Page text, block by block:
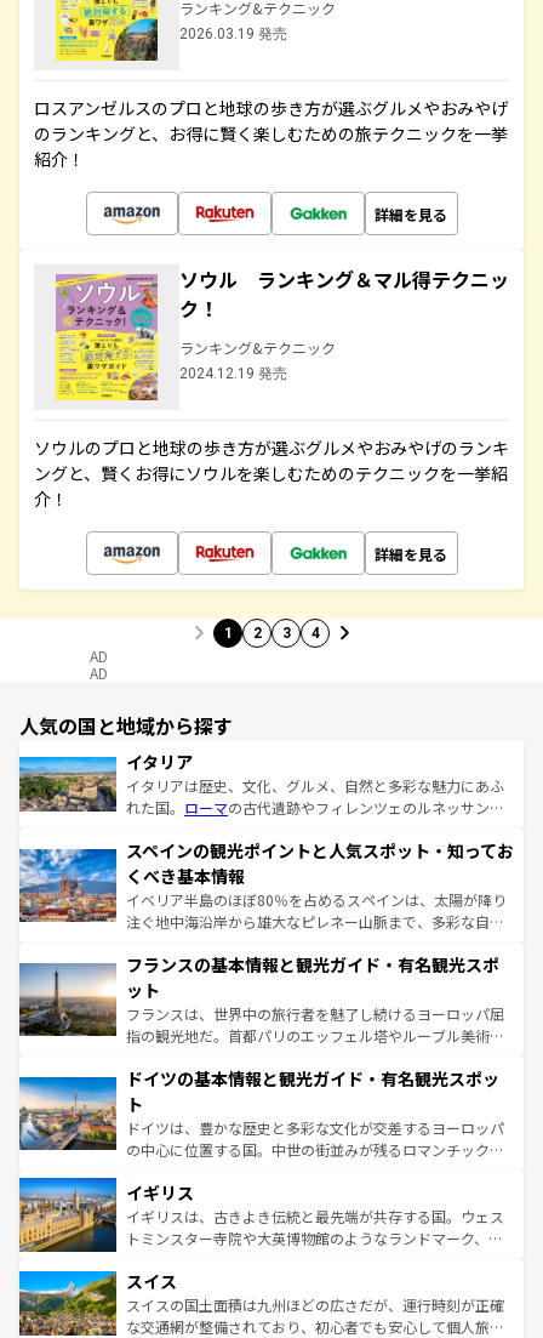
ランキング&テクニック
2026.03.19 発売
ロスアンゼルスのプロと地球の歩き方が選ぶグルメやおみやげ
のランキングと、お得に賢く楽しむための旅テクニックを一挙
紹介！
詳細を見る
ソウル ランキング＆マル得テクニッ
ク！
ランキング&テクニック
2024.12.19 発売
ソウルのプロと地球の歩き方が選ぶグルメやおみやげのランキ
ングと、賢くお得にソウルを楽しむためのテクニックを一挙紹
介！
詳細を見る
1 2 3 4
AD
AD
人気の国と地域から探す
イタリア
イタリアは歴史、文化、グルメ、自然と多彩な魅力にあふ
れた国。 ローマの古代遺跡やフィレンツェのルネッサンス
ろん、トスカーナの美しい田園風景やアマルフィ海岸の絶
景など、自然景観も見逃せない。観光の合間には、本場の
ピザやパスタなど、絶品のイタリア料理を堪能することも
できる。朝目覚めてから夜眠るまで、すべての瞬間を楽し
なお、新着のイタリア情報はコンテンツ一覧を参照してほ
しい。
スペインの観光ポイントと人気スポット・知ってお
くべき基本情報
イベリア半島のほぼ80％を占めるスペインは、太陽が降り
注ぐ地中海沿岸から雄大なピレネー山脈まで、多彩な自然
文化が根付くこの国では、情熱的なフラメンコ、熱気あふ
れる闘牛、そして美味しいタパスが生活の一部となってい
る。首都マドリードの洗練された雰囲気や、バルセロナの
アートに溢れた街角から、地方では古代ローマ遺跡や中世
せる。地方によって風土や気候が異なるスペインはその個
ンテンツ一覧 を参照してほしい。
フランスの基本情報と観光ガイド・有名観光スポ
ット
フランスは、世界中の旅行者を魅了し続けるヨーロッパ屈
指の観光地だ。首都パリのエッフェル塔やルーブル美術館
で、幅広い魅力が詰まっている。華麗な宮殿、歴史的な大
聖堂、美しいビーチ、そして豊かな自然が、訪れる者を心
から魅了する。また、フランスは美食の国としても知ら
れ、フランス料理はユネスコ無形文化遺産にも登録されて
香り高いラベンダー畑など、多彩な楽しみ方が可能だ。さ
らに、パリ以外の地域にも魅力が溢れており、どの街角に
も豊かな歴史と文化が息づいている。パリ以外の個性あふ
を参照してほしい。
ドイツの基本情報と観光ガイド・有名観光スポッ
ト
ドイツは、豊かな歴史と多彩な文化が交差するヨーロッパ
の中心に位置する国。中世の街並みが残るロマンチック街
顔を持つこの国は、どこを歩いても飽きることがない。ベ
ルリンの文化的活気、バイエルン州のアルプスの絶景、そ
してライン川沿いのワイン畑といった風景は必見。ビール
は、お酒好きな人にはぜひ体験してほしい。 なお、新着の
ドイツ情報はコンテンツ一覧を参照してほしい。
イギリス
イギリスは、古きよき伝統と最先端が共存する国。ウェス
トミンスター寺院や大英博物館のようなランドマーク、歴
リアごとに異なる魅力がある。また、優雅なアフタヌーン
ティー、ビール好きにはたまらない英国パブ、サッカー観
戦など、本場だからこそできる体験も豊富。イギリスを旅
スイス
スイスの国土面積は九州ほどの広さだが、運行時刻が正確
な交通網が整備されており、初心者でも安心して個人旅行